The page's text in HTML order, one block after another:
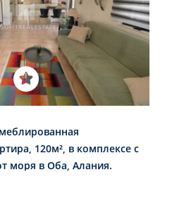
120м², в комплексе с
моря в Оба, Алания.